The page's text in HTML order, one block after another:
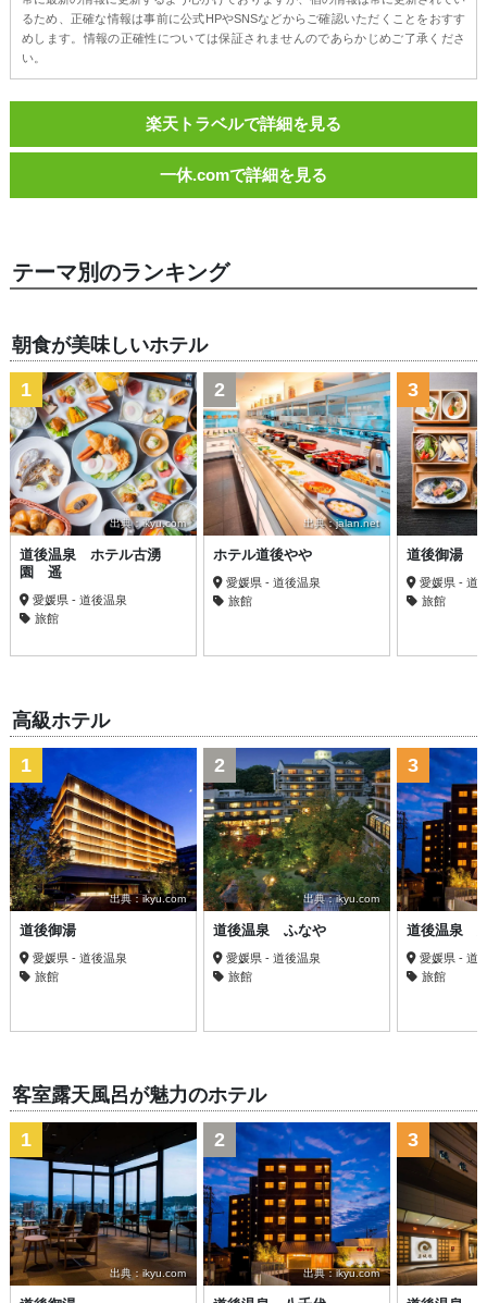
るため、正確な情報は事前に公式HPやSNSなどからご確認いただくことをおすす
めします。情報の正確性については保証されませんのであらかじめご了承くださ
い。
楽天トラベルで詳細を見る
一休.comで詳細を見る
テーマ別のランキング
朝食が美味しいホテル
出典：ikyu.com
1
道後温泉 ホテル古湧
園 遥
愛媛県 - 道後温泉
旅館
出典：jalan.net
2
ホテル道後やや
愛媛県 - 道後温泉
旅館
3
道後御湯
愛媛県 - 道
旅館
高級ホテル
出典：ikyu.com
1
道後御湯
愛媛県 - 道後温泉
旅館
出典：ikyu.com
2
道後温泉 ふなや
愛媛県 - 道後温泉
旅館
3
道後温泉
愛媛県 - 道
旅館
客室露天風呂が魅力のホテル
出典：ikyu.com
1
出典：ikyu.com
2 3